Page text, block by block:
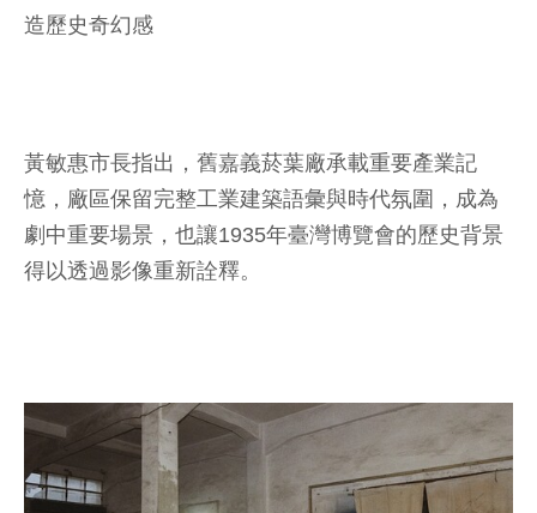
造歷史奇幻感
黃敏惠市長指出，舊嘉義菸葉廠承載重要產業記
憶，廠區保留完整工業建築語彙與時代氛圍，成為
劇中重要場景，也讓1935年臺灣博覽會的歷史背景
得以透過影像重新詮釋。